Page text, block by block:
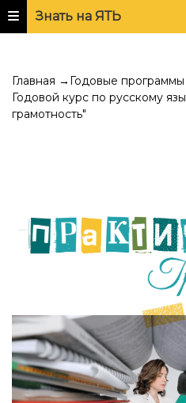
Знать на ЯТЬ
Главная → Годовые программы
Годовой курс по русскому
грамотность"